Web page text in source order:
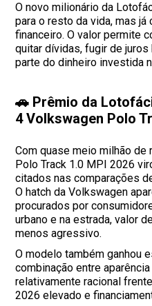
O novo milionário da
para o resto da vida, mas
financeiro. O valor permite
quitar dívidas, fugir de
parte do dinheiro investida
🚗 Prêmio da
4 Volkswagen Polo
Com quase meio milhão de
Polo Track 1.0 MPI 2026
citados nas comparações
O hatch da Volkswagen
procurados por
urbano e na estrada, valor
menos agressivo.
O modelo também ganhou
combinação entre
relativamente racional
2026 elevado e